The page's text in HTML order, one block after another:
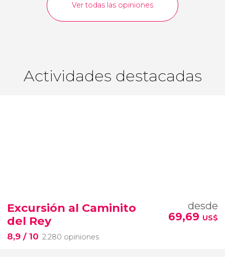
Ver todas las opiniones
Actividades destacadas
Excursión al Caminito
del Rey
8,9 / 10 2.280 opiniones
desde
69,69 US$